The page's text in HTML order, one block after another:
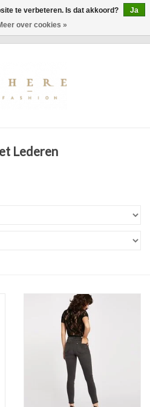
Lederen
te verbeteren. Is dat akkoord?
Ja
over cookies »